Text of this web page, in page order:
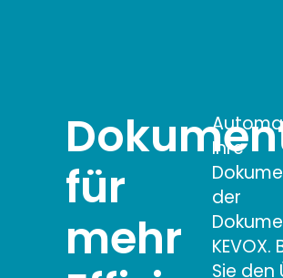
für
mehr
Ihre
der
Sie den